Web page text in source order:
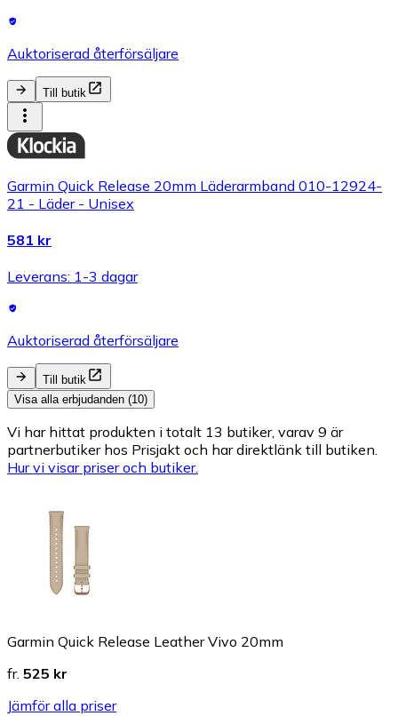
Auktoriserad återförsäljare
Till butik
Garmin Quick Release 20mm Läderarmband 010-12924-
21 - Läder - Unisex
581 kr
Leverans: 1-3 dagar
Auktoriserad återförsäljare
Till butik
Visa alla erbjudanden (10)
Vi har hittat produkten i totalt 13 butiker, varav 9 är
partnerbutiker hos Prisjakt och har direktlänk till butiken.
Hur vi visar priser och butiker.
Garmin Quick Release Leather Vivo 20mm
fr. 525 kr
Jämför alla priser